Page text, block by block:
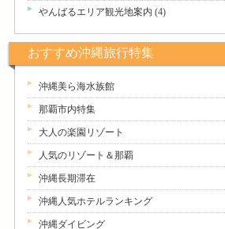
やんばるエリア観光地案内 (4)
おすすめ沖縄旅行特集
沖縄美ら海水族館
那覇市内特集
大人の楽園リゾート
人気のリゾート＆那覇
沖縄長期滞在
沖縄人気ホテルランキング
沖縄ダイビング